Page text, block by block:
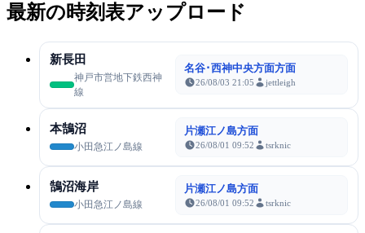
最新の時刻表アップロード
新長田
神戸市営地下鉄西神
線
名谷･西神中央方面方面
26/08/03 21:05 jettleigh
本鵠沼
小田急江ノ島線
片瀬江ノ島方面
26/08/01 09:52 tsrknic
鵠沼海岸
小田急江ノ島線
片瀬江ノ島方面
26/08/01 09:52 tsrknic